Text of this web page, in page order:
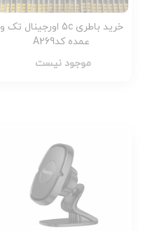
خرید باطری 5c اورجینال تک و
عمده کدA269
موجود نیست